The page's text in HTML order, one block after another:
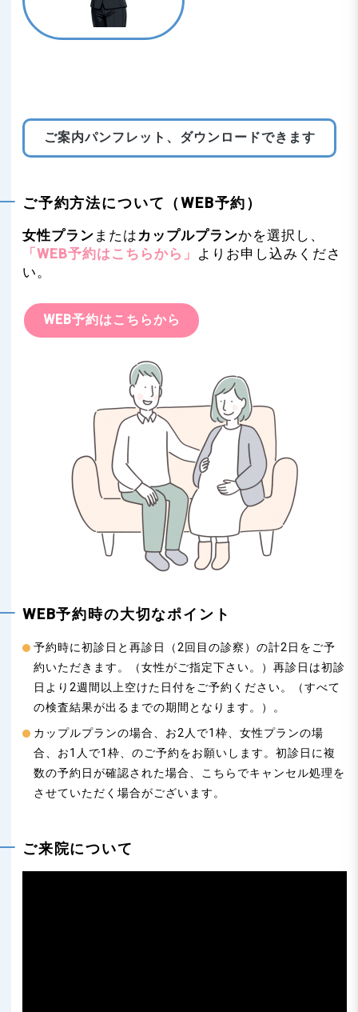
ご案内パンフレット、ダウンロードできます
ご予約方法について（WEB予約）
女性プラン または カップルプランかを選択し、
「WEB予約はこちらから」 よりお申し込みくださ
い。
WEB予約はこちらから
WEB予約時の大切なポイント
予約時に初診日と再診日（2回目の診察）の計2日をご予
約いただきます。（女性がご指定下さい。）再診日は初診
日より2週間以上空けた日付をご予約ください。（すべて
の検査結果が出るまでの期間となります。）。
カップルプランの場合、お2人で1枠、女性プランの場
合、お1人で1枠、のご予約をお願いします。初診日に複
数の予約日が確認された場合、こちらでキャンセル処理を
させていただく場合がございます。
ご来院について